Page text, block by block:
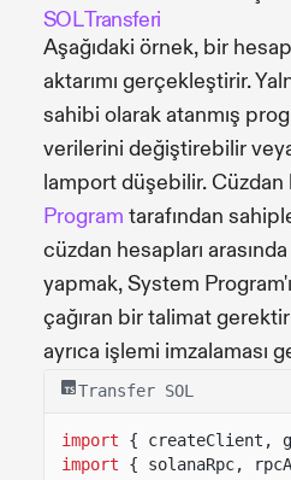
SOL Transferi
Aşağıdaki örnek, bir
aktarımı gerçekleştirir.
sahibi olarak atanmış
verilerini değiştirebilir
lamport düşebilir. Cüzdan
Program tarafından
cüzdan hesapları
yapmak, System
çağıran bir talimat
ayrıca işlemi imzalaması
Transfer SOL
import
{ createClient,
import
{ solanaRpc,